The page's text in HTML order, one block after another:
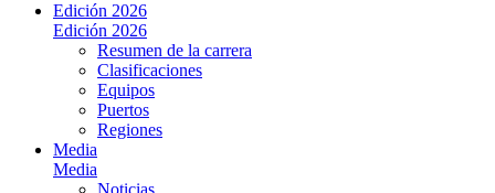
Edición 2026
Edición 2026
Resumen de la carrera
Clasificaciones
Equipos
Puertos
Regiones
Media
Media
Noticias